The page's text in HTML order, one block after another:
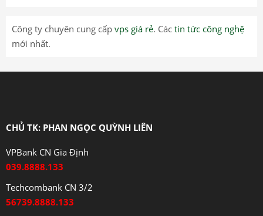
Công ty chuyên cung cấp vps giá rẻ. Các tin tức công nghệ
mới nhất.
CHỦ TK: PHAN NGỌC QUỲNH LIÊN
VPBank CN Gia Định
039.8888.133
Techcombank CN 3/2
56739.8888.133